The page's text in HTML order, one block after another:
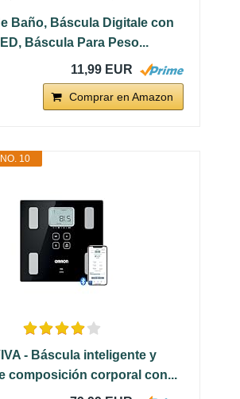
Baño, Báscula Digitale con
Báscula Para Peso...
11,99 EUR
Comprar en Amazon
10
- Báscula inteligente y
composición corporal con...